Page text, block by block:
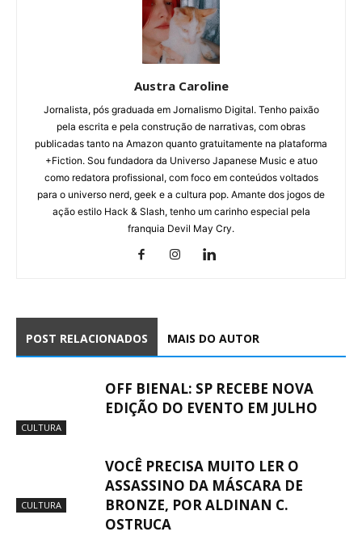
Austra Caroline
Jornalista, pós graduada em Jornalismo Digital. Tenho paixão
pela escrita e pela construção de narrativas, com obras
publicadas tanto na Amazon quanto gratuitamente na plataforma
+Fiction. Sou fundadora da Universo Japanese Music e atuo
como redatora profissional, com foco em conteúdos voltados
para o universo nerd, geek e a cultura pop. Amante dos jogos de
ação estilo Hack & Slash, tenho um carinho especial pela
franquia Devil May Cry.
POST RELACIONADOS MAIS DO AUTOR
CULTURA
OFF BIENAL: SP RECEBE NOVA
EDIÇÃO DO EVENTO EM JULHO
CULTURA
VOCÊ PRECISA MUITO LER O
ASSASSINO DA MÁSCARA DE
BRONZE, POR ALDINAN C.
OSTRUCA